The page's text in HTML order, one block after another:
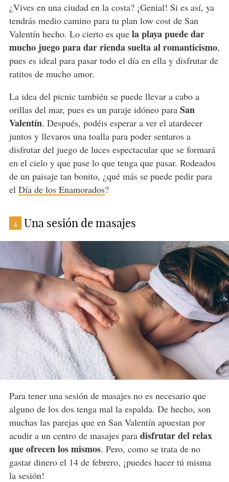
¿Vives en una ciudad en la costa? ¡Genial! Si es así, ya
tendrás medio camino para tu plan low cost de San
Valentín hecho. Lo cierto es quela playa puede dar
mucho juego para dar rienda suelta al romanticismo,
pues es ideal para pasar todo el día en ella y disfrutar de
ratitos de mucho amor.
La idea del picnic también se puede llevar a cabo a
orillas del mar, pues es un paraje idóneo para San
Valentín. Después, podéis esperar a ver el atardecer
juntos y llevaros una toalla para poder sentaros a
disfrutar del juego de luces espectacular que se formará
en el cielo y que pase lo que tenga que pasar. Rodeados
de un paisaje tan bonito, ¿qué más se puede pedir para
el Día de los Enamorados?
4 Una sesión de masajes
Para tener una sesión de masajes no es necesario que
alguno de los dos tenga mal la espalda. De hecho, son
muchas las parejas que en San Valentín apuestan por
acudir a un centro de masajes para disfrutar del relax
que ofrecen los mismos. Pero, como se trata de no
gastar dinero el 14 de febrero, ¡puedes hacer tú misma
la sesión!